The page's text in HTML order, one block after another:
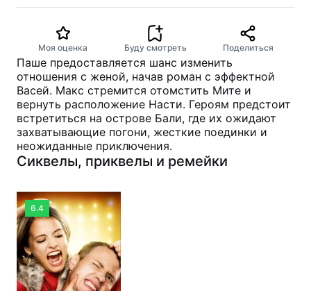
Моя оценка Буду смотреть Поделиться
Паше предоставляется шанс изменить
отношения с женой, начав роман с эффектной
Васей. Макс стремится отомстить Мите и
вернуть расположение Насти. Героям предстоит
встретиться на острове Бали, где их ожидают
захватывающие погони, жесткие поединки и
неожиданные приключения.
Сиквелы, приквелы и ремейки
6.4